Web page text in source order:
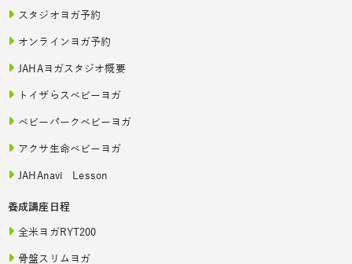
スタジオヨガ予約
オンラインヨガ予約
JAHAヨガスタジオ概要
トイザらスベビーヨガ
ベビーパークベビーヨガ
アクサ生命ベビーヨガ
JAHAnavi Lesson
養成講座日程
全米ヨガRYT200
骨盤スリムヨガ